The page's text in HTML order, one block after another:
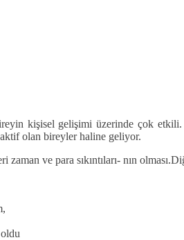
kişisel gelişimi üzerinde çok
olan bireyler haline geliyor.
ve para sıkıntıları- nın